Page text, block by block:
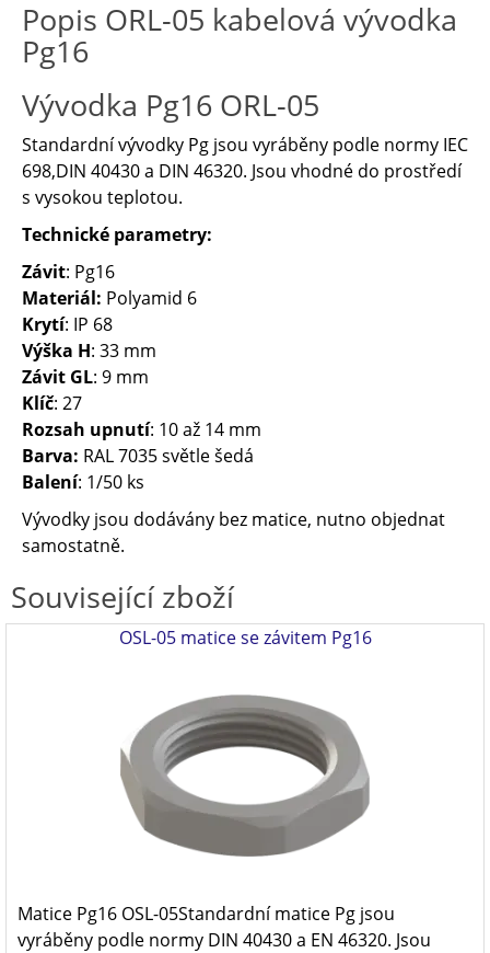
Popis ORL-05 kabelová vývodka
Pg16
Vývodka Pg16 ORL-05
Standardní vývodky Pg jsou vyráběny podle normy IEC
698,DIN 40430 a DIN 46320. Jsou vhodné do prostředí
s vysokou teplotou.
Technické parametry:
Závit: Pg16
Materiál: Polyamid 6
Krytí: IP 68
Výška H: 33 mm
Závit GL: 9 mm
Klíč: 27
Rozsah upnutí: 10 až 14 mm
Barva: RAL 7035 světle šedá
Balení: 1/50 ks
Vývodky jsou dodávány bez matice, nutno objednat
samostatně.
Související zboží
OSL-05 matice se závitem Pg16
Matice Pg16 OSL-05Standardní matice Pg jsou
vyráběny podle normy DIN 40430 a EN 46320. Jsou